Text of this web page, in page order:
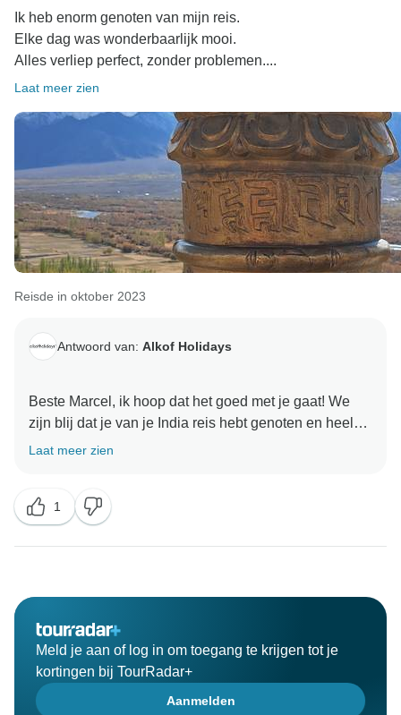
Ik heb enorm genoten van mijn reis.
Elke dag was wonderbaarlijk mooi.
Alles verliep perfect, zonder problemen....
Laat meer zien
Reisde in oktober 2023
Antwoord van: Alkof Holidays
Beste Marcel, ik hoop dat het goed met je gaat! We
zijn blij dat je van je India reis hebt genoten en heel
erg bedankt voor je fantastische beoordeling. We
Laat meer zien
1
Meld je aan of log in om toegang te krijgen tot je
kortingen bij TourRadar+
Aanmelden